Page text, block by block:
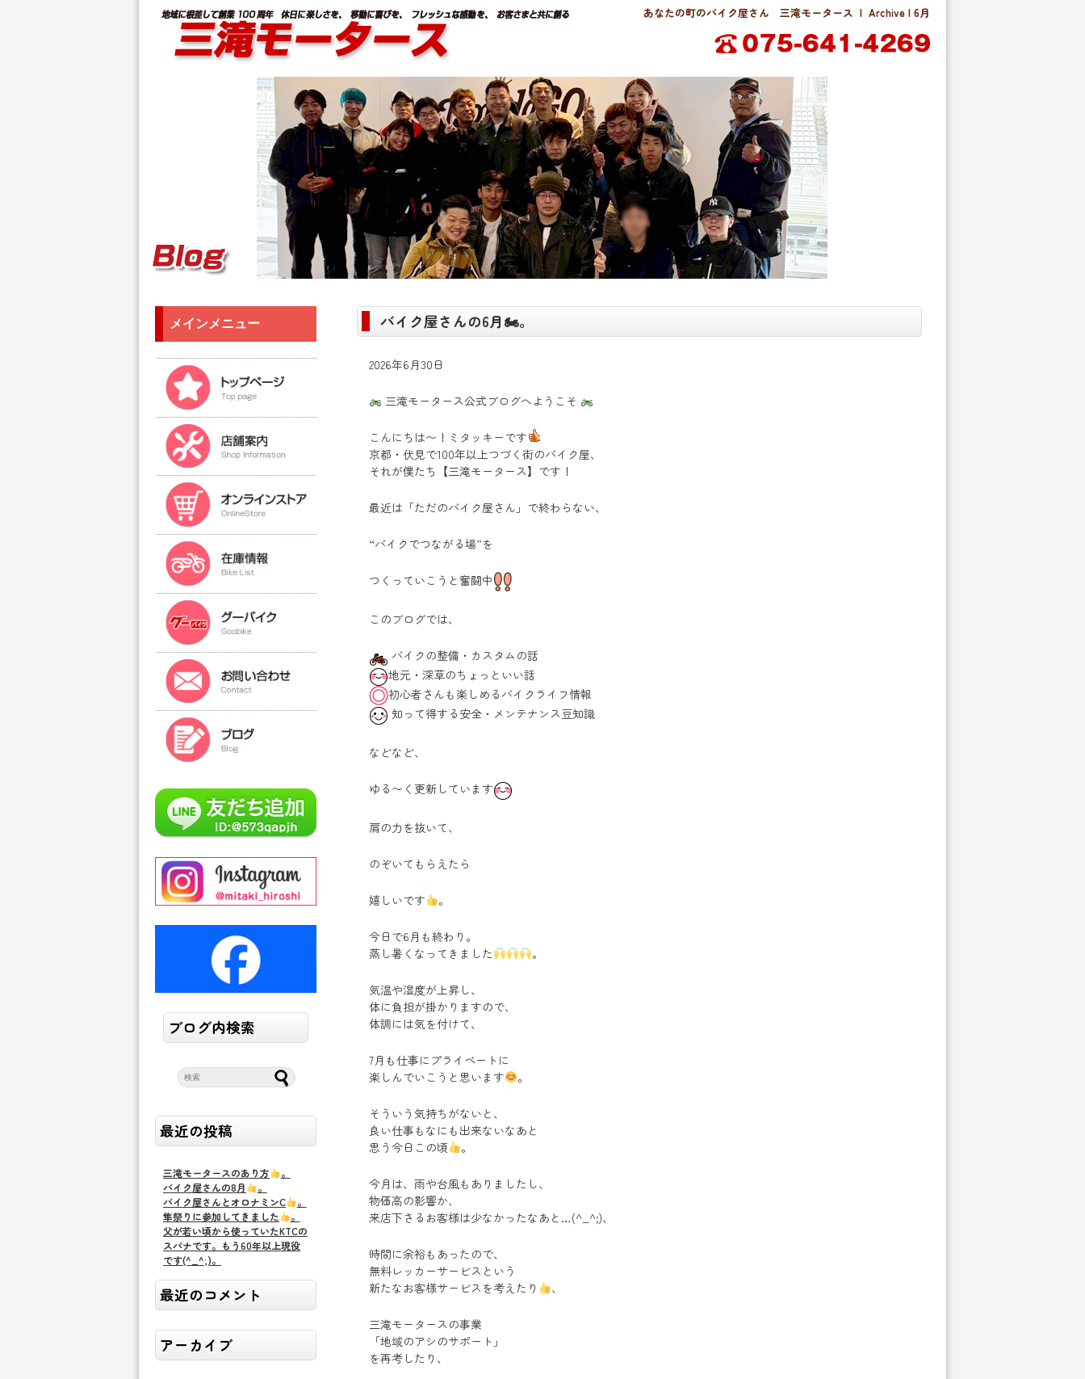
あなたの町のバイク屋さん 三滝モータース | Archive | 6月
バイク屋さんの6月🏍。
2026年6月30日
三滝モータース公式ブログへようこそ
こんにちは〜！ミタッキーです
京都・伏見で100年以上つづく街のバイク屋、
それが僕たち【三滝モータース】です！
最近は「ただのバイク屋さん」で終わらない、
“バイクでつながる場”を
つくっていこうと奮闘中
このブログでは、
バイクの整備・カスタムの話
地元・深草のちょっといい話
初心者さんも楽しめるバイクライフ情報
知って得する安全・メンテナンス豆知識
などなど、
ゆる〜く更新しています
肩の力を抜いて、
のぞいてもらえたら
嬉しいです 。
今日で6月も終わり。
蒸し暑くなってきました
。
気温や湿度が上昇し、
体に負担が掛かりますので、
体調には気を付けて、
7月も仕事にプライベートに
楽しんでいこうと思います
。
そういう気持ちがないと、
良い仕事もなにも出来ないなあと
思う今日この頃
。
今月は、雨や台風もありましたし、
物価高の影響か、
来店下さるお客様は少なかったなあと…(^_^;)、
時間に余裕もあったので、
無料レッカーサービスという
新たなお客様サービスを考えたり
、
三滝モータースの事業
「地域のアシのサポート」
を再考したり、
メインメニュー
ブログ内検索
最近の投稿
三滝モータースのあり方
。
バイク屋さんの8月
。
バイク屋さんとオロナミンC
。
隼祭りに参加してきました
。
父が若い頃から使っていたKTCの
スパナです。もう60年以上現役
です(^_^;)。
最近のコメント
アーカイブ